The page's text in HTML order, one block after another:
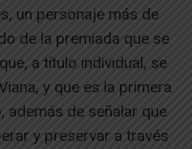
un personaje más de
de la premiada que se
a título individual, se
y que es la primera
además de señalar que
y preservar a través